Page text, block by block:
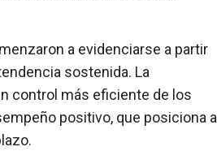
a evidenciarse a partir
sostenida. La
control más eficiente de los
positivo, que posiciona a